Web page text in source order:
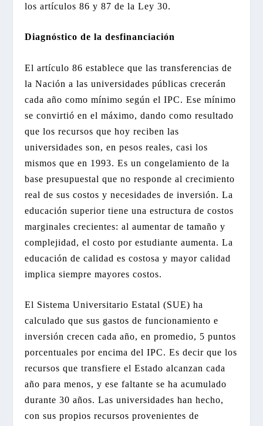
los artículos 86 y 87 de la Ley 30.
Diagnóstico de la desfinanciación
El artículo 86 establece que las transferencias de
la Nación a las universidades públicas crecerán
cada año como mínimo según el IPC. Ese mínimo
se convirtió en el máximo, dando como resultado
que los recursos que hoy reciben las
universidades son, en pesos reales, casi los
mismos que en 1993. Es un congelamiento de la
base presupuestal que no responde al crecimiento
real de sus costos y necesidades de inversión. La
educación superior tiene una estructura de costos
marginales crecientes: al aumentar de tamaño y
complejidad, el costo por estudiante aumenta. La
educación de calidad es costosa y mayor calidad
implica siempre mayores costos.
El Sistema Universitario Estatal (SUE) ha
calculado que sus gastos de funcionamiento e
inversión crecen cada año, en promedio, 5 puntos
porcentuales por encima del IPC. Es decir que los
recursos que transfiere el Estado alcanzan cada
año para menos, y ese faltante se ha acumulado
durante 30 años. Las universidades han hecho,
con sus propios recursos provenientes de